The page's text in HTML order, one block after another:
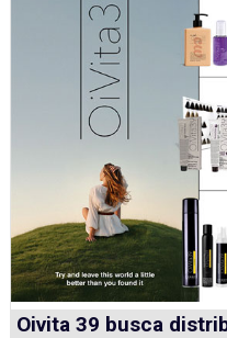
Oivita 39 busca